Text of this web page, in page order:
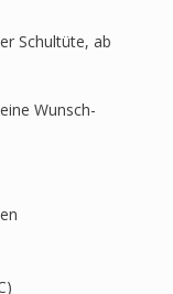
Schultüte, ab
Wunsch-